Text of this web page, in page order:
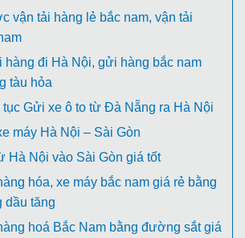
vận tải hàng lẻ bắc nam, vận tải
hàng đi Hà Nội, gửi hàng bắc nam
tàu hỏa
tục Gửi xe ô to từ Đà Nẵng ra Hà Nội
máy Hà Nội – Sài Gòn
Hà Nội vào Sài Gòn giá tốt
hóa, xe máy bắc nam giá rẻ bằng
dầu tăng
hoá Bắc Nam bằng đường sắt giá